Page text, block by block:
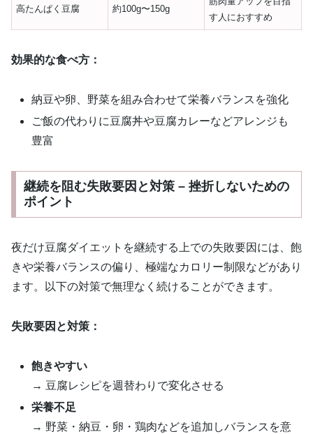
高たんぱく豆腐 約100g〜150g
す人におすすめ
効果的な食べ方：
納豆や卵、野菜を組み合わせて栄養バランスを強化
ご飯の代わりに豆腐丼や豆腐カレーなどアレンジも
豊富
継続を阻む失敗要因と対策 – 挫折しないための
ポイント
夜だけ豆腐ダイエットを継続する上での失敗要因には、飽
きや栄養バランスの偏り、極端なカロリー制限などがあり
ます。以下の対策で無理なく続けることができます。
失敗要因と対策：
飽きやすい
→ 豆腐レシピを週替わりで変化させる
栄養不足
→ 野菜・納豆・卵・鶏肉などを追加しバランスを意